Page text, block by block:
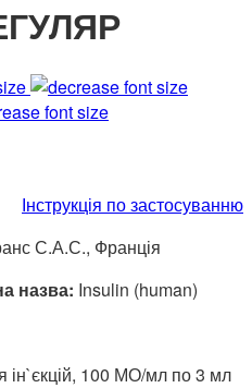
Інструкція по застосуванню
С.А.С., Франція
назва: Insulin (human)
ін`єкцій, 100 МО/мл по 3 мл